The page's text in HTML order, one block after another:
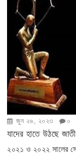
জুন ২৬, ২০২৩ ০
যাদের হাতে উঠছে
২০২১ ও ২০২২ সালের